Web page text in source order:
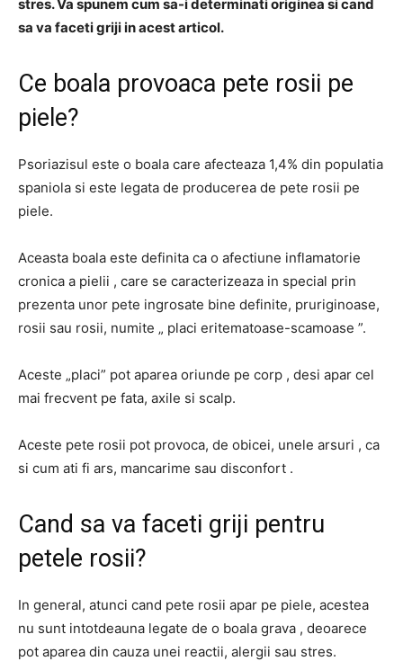
stres. Va spunem cum sa-i determinati originea si cand
sa va faceti griji in acest articol.
Ce boala provoaca pete rosii pe
piele?
Psoriazisul este o boala care afecteaza 1,4% din populatia
spaniola si este legata de producerea de pete rosii pe
piele.
Aceasta boala este definita ca o afectiune inflamatorie
cronica a pielii , care se caracterizeaza in special prin
prezenta unor pete ingrosate bine definite, pruriginoase,
rosii sau rosii, numite „ placi eritematoase-scamoase ”.
Aceste „placi” pot aparea oriunde pe corp , desi apar cel
mai frecvent pe fata, axile si scalp.
Aceste pete rosii pot provoca, de obicei, unele arsuri , ca
si cum ati fi ars, mancarime sau disconfort .
Cand sa va faceti griji pentru
petele rosii?
In general, atunci cand pete rosii apar pe piele, acestea
nu sunt intotdeauna legate de o boala grava , deoarece
pot aparea din cauza unei reactii, alergii sau stres.